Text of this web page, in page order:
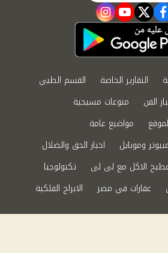
facebook
twitter
youtube
instagram
التقارير الخاصة
القسم الطبي
الفن
منوعات مسيحية
مواضيع عامة
وموبايل
اخبار الحق والضلال
الاكل مع لى لى
تكنولوجيا
عقارات في مصر
الابراج الفلكية